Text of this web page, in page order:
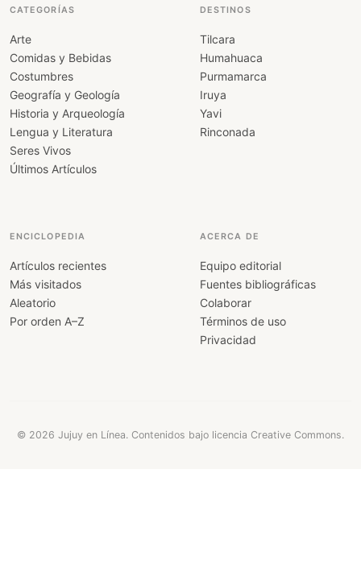
CATEGORÍAS
Arte
Comidas y Bebidas
Costumbres
Geografía y Geología
Historia y Arqueología
Lengua y Literatura
Seres Vivos
Últimos Artículos
DESTINOS
Tilcara
Humahuaca
Purmamarca
Iruya
Yavi
Rinconada
ENCICLOPEDIA
Artículos recientes
Más visitados
Aleatorio
Por orden A–Z
ACERCA DE
Equipo editorial
Fuentes bibliográficas
Colaborar
Términos de uso
Privacidad
© 2026 Jujuy en Línea. Contenidos bajo licencia Creative Commons.